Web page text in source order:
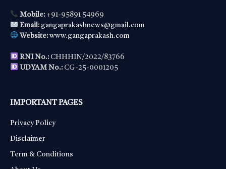
Mobile:+91-95891 54969
Email: gangaprakashnews@gmail.com
Website: www.gangaprakash.com
RNI No.:CHHHIN/2022/83766
UDYAM No.:CG-25-0001205
IMPORTANT PAGES
Privacy Policy
Disclaimer
Term & Conditions